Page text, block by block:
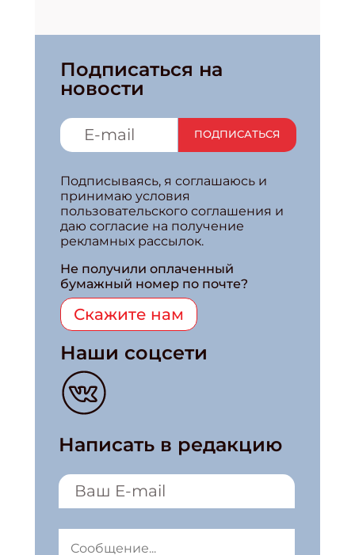
Подписаться на
новости
ПОДПИСАТЬСЯ
Подписываясь, я соглашаюсь и
принимаю условия
пользовательского соглашения и
даю согласие на получение
рекламных рассылок.
Не получили оплаченный
бумажный номер по почте?
Скажите нам
Наши соцсети
Написать в редакцию